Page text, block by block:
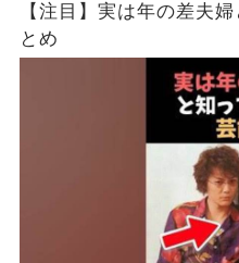
【注目】実は年の差夫
とめ